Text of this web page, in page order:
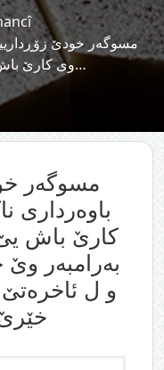
وی كارێ باش یێ وی كری، ل دونیایێ به‌رامبه‌ر وێ…
باوه‌رداری
كارێ باش
به‌رامبه‌ر
و ل